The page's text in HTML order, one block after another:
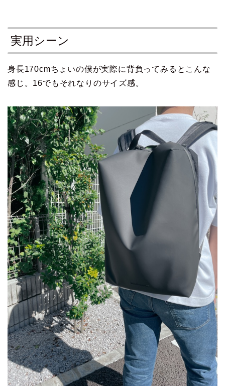
実用シーン
身長170cmちょいの僕が実際に背負ってみるとこんな
感じ。16でもそれなりのサイズ感。